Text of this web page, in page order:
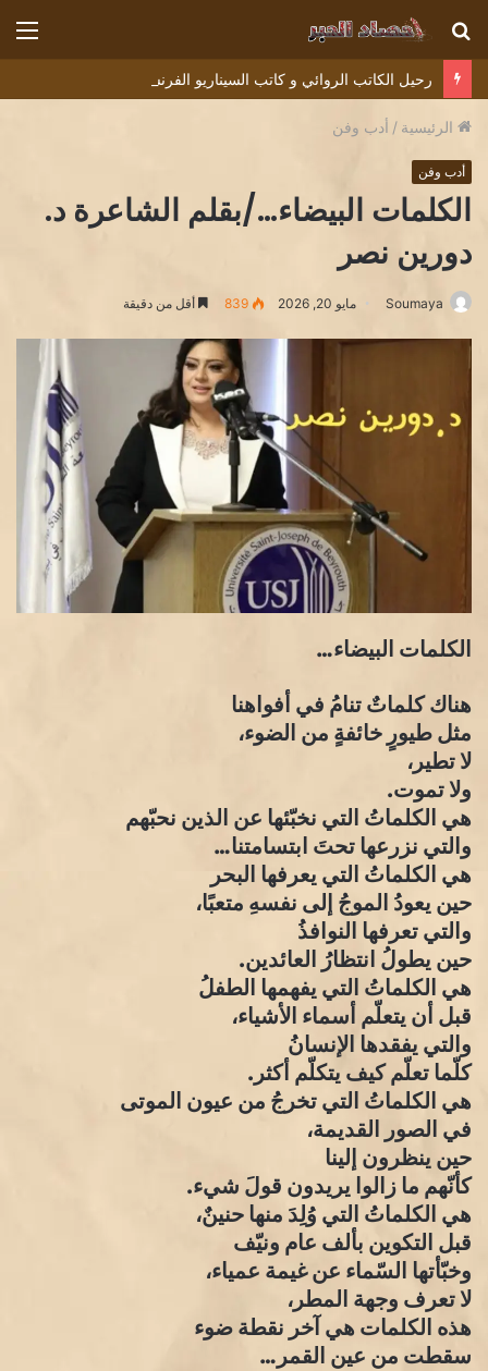
بحث
عن
الرئيسية / أدب وفن
أدب وفن
الكلمات البيضاء…/بقلم الشاعرة د.
دورين نصر
Soumaya مايو 20, 2026 839 أقل من دقيقة
الكلمات البيضاء…
هناك كلماتٌ تنامُ في أفواهنا
مثل طيورٍ خائفةٍ من الضوء،
لا تطير،
ولا تموت.
هي الكلماتُ التي نخبّئها عن الذين نحبّهم
والتي نزرعها تحتَ ابتسامتنا…
هي الكلماتُ التي يعرفها البحر
حين يعودُ الموجُ إلى نفسهِ متعبًا،
والتي تعرفها النوافذُ
حين يطولُ انتظارُ العائدين.
هي الكلماتُ التي يفهمها الطفلُ
قبل أن يتعلّم أسماء الأشياء،
والتي يفقدها الإنسانُ
كلّما تعلّم كيف يتكلّم أكثر.
هي الكلماتُ التي تخرجُ من عيون الموتى
في الصور القديمة،
حين ينظرون إلينا
كأنّهم ما زالوا يريدون قولَ شيء.
هي الكلماتُ التي وُلِدَ منها حنينٌ،
قبل التكوين بألف عام ونيّف
وخبّأتها السّماء عن غيمة عمياء،
لا تعرف وجهة المطر،
هذه الكلمات هي آخر نقطة ضوء
سقطت من عين القمر…